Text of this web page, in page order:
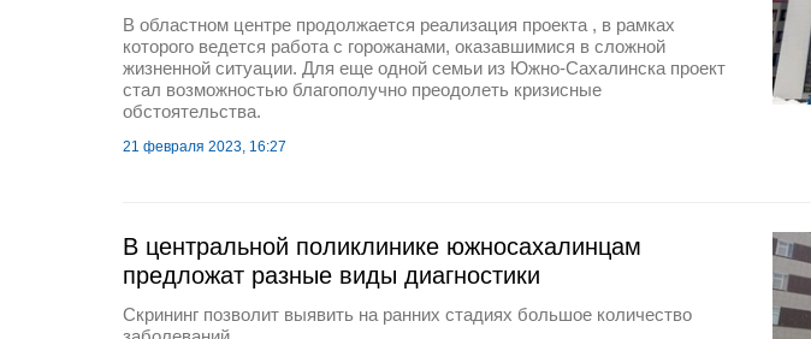
В областном центре продолжается реализация проекта , в рамках
которого ведется работа с горожанами, оказавшимися в сложной
жизненной ситуации. Для еще одной семьи из Южно-Сахалинска проект
стал возможностью благополучно преодолеть кризисные
обстоятельства.
21 февраля 2023, 16:27
В центральной поликлинике южносахалинцам
предложат разные виды диагностики
Скрининг позволит выявить на ранних стадиях большое количество